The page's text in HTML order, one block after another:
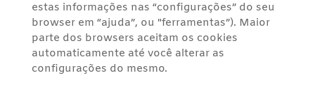
estas informações nas “configurações” do seu
browser em “ajuda”, ou "ferramentas”). Maior
parte dos browsers aceitam os cookies
automaticamente até você alterar as
configurações do mesmo.